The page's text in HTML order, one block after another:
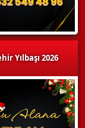
Yılbaşı 2026